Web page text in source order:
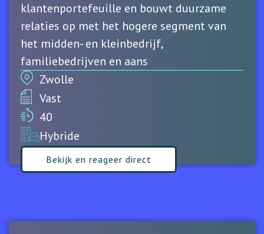
klantenportefeuille en bouwt duurzame
relaties op met het hogere segment van
het midden- en kleinbedrijf,
familiebedrijven en aans
Zwolle
Vast
40
Hybride
Bekijk en reageer direct